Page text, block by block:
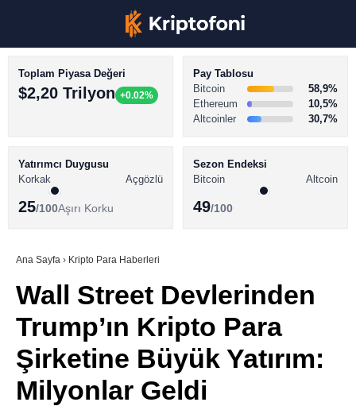
Youtube
TikTok
BİTCOİN HABERLERİ
ALTCOİN HABERLERİ
SÖZLÜK
Toplam Piyasa Değeri
$2,20 Trilyon +0.02%
Pay Tablosu
Bitcoin
58,9%
Ethereum
10,5%
Altcoinler
30,7%
Yatırımcı Duygusu
Korkak
Açgözlü
25/100Aşırı Korku
Sezon Endeksi
Bitcoin
Altcoin
49/100
Ana Sayfa › Kripto Para Haberleri
Wall Street Devlerinden
Trump’ın Kripto Para
Şirketine Büyük Yatırım:
Milyonlar Geldi